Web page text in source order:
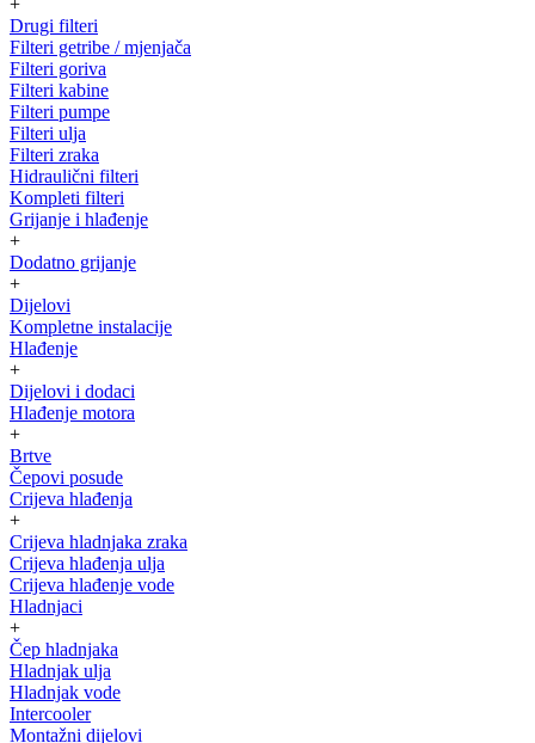
+
Drugi filteri
Filteri getribe / mjenjača
Filteri goriva
Filteri kabine
Filteri pumpe
Filteri ulja
Filteri zraka
Hidraulični filteri
Kompleti filteri
Grijanje i hlađenje
+
Dodatno grijanje
+
Dijelovi
Kompletne instalacije
Hlađenje
+
Dijelovi i dodaci
Hlađenje motora
+
Brtve
Čepovi posude
Crijeva hlađenja
+
Crijeva hladnjaka zraka
Crijeva hlađenja ulja
Crijeva hlađenje vode
Hladnjaci
+
Čep hladnjaka
Hladnjak ulja
Hladnjak vode
Intercooler
Montažni dijelovi